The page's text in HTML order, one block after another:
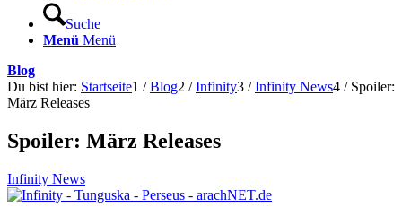
Suche
Menü Menü
Blog
Du bist hier: Startseite1 / Blog2 / Infinity3 / Infinity News4 / Spoiler:
März Releases
Spoiler: März Releases
Infinity News